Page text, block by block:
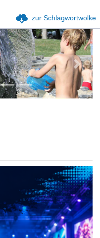
zur Schlagwortwolke